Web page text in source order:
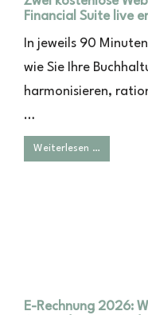
Financial Suite live
In jeweils 90
wie Sie Ihre
harmonisieren,
…
Weiterlesen …
E-Rechnung 2026: